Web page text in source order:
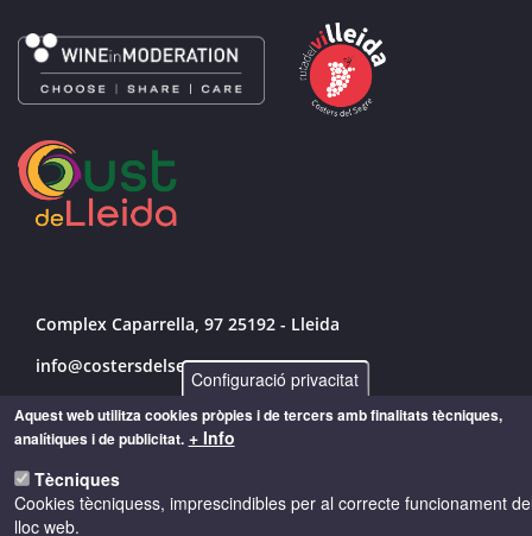
Complex Caparrella, 97 25192 - Lleida
info@costersdelsegre.es
973 264 583
© Copyright 2026 - Drets reservats
Configuració privacitat
Aquest web utilitza cookies pròpies i de tercers amb finalitats tècniques,
analítiques i de publicitat. + Info
Tècniques
Cookies tècniquess, imprescindibles per al correcte funcionament
lloc web.